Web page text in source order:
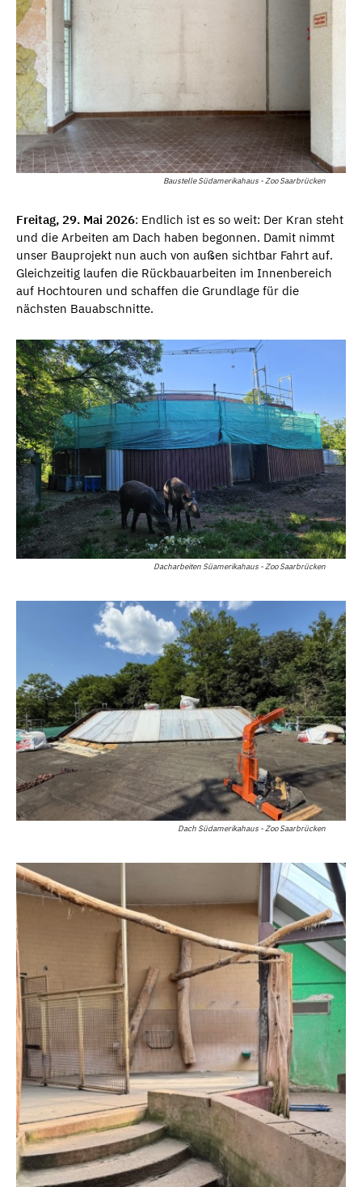
Baustelle Südamerikahaus - Zoo Saarbrücken
Freitag, 29. Mai 2026: Endlich ist es so weit: Der Kran steht
und die Arbeiten am Dach haben begonnen. Damit nimmt
unser Bauprojekt nun auch von außen sichtbar Fahrt auf.
Gleichzeitig laufen die Rückbauarbeiten im Innenbereich
auf Hochtouren und schaffen die Grundlage für die
nächsten Bauabschnitte.
Dacharbeiten Süamerikahaus - Zoo Saarbrücken
Dach Südamerikahaus - Zoo Saarbrücken